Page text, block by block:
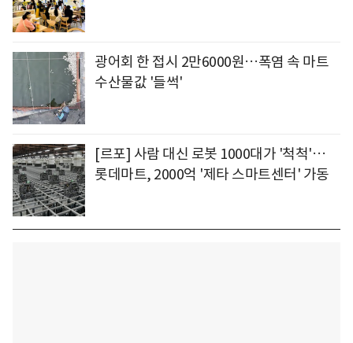
광어회 한 접시 2만6000원…폭염 속 마트
수산물값 '들썩'
[르포] 사람 대신 로봇 1000대가 '척척'…
롯데마트, 2000억 '제타 스마트센터' 가동